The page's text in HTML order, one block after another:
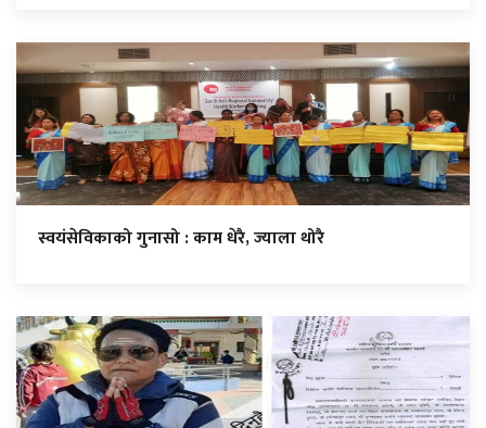
स्वयंसेविकाको गुनासो : काम धेरै, ज्याला थोरै